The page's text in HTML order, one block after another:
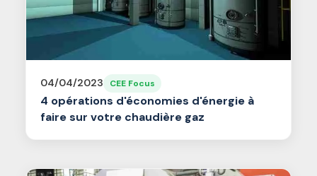
04/04/2023 CEE Focus
4 opérations d'économies d'énergie à
faire sur votre chaudière gaz